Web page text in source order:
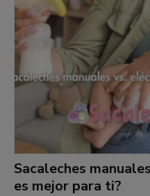
Sacaleches
es mejor para ti?